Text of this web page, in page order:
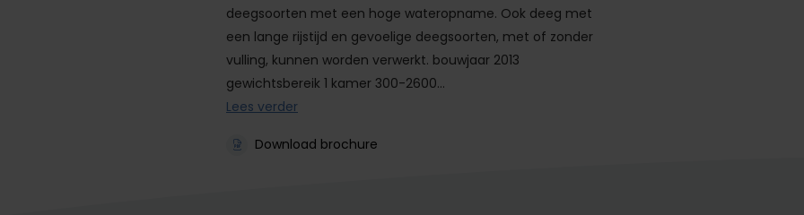
deegsoorten met een hoge wateropname. Ook deeg met
een lange rijstijd en gevoelige deegsoorten, met of zonder
vulling, kunnen worden verwerkt. bouwjaar 2013
gewichtsbereik 1 kamer 300-2600…
Lees verder
Download brochure